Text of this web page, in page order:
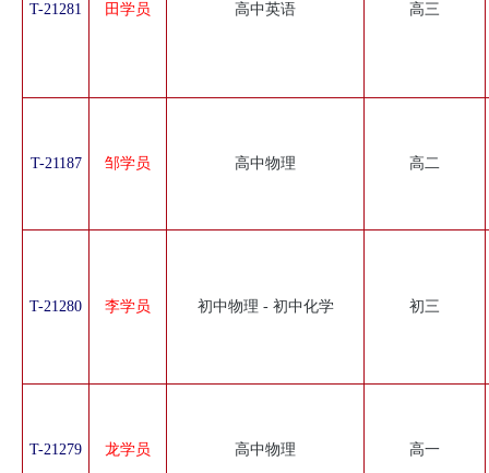
T-21281 田学员 高中英语 高三
T-21187 邹学员 高中物理 高二
T-21280 李学员 初中物理 - 初中化学 初三
T-21279 龙学员 高中物理 高一